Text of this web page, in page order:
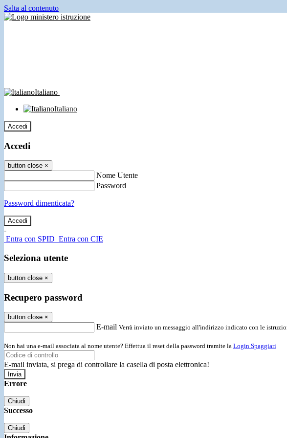
Salta al contenuto
Italiano
Italiano
Accedi
Accedi
button close ×
Nome Utente
Password
Password dimenticata?
-
Entra con SPID Entra con CIE
Seleziona utente
button close ×
Recupero password
button close ×
E-mail Verrà inviato un messaggio all'indirizzo indicato con le
Non hai una e-mail associata al nome utente? Effettua il reset della password tramite la Login Spaggiari
E-mail inviata, si prega di controllare la casella di posta elettronica!
Errore
Chiudi
Successo
Chiudi